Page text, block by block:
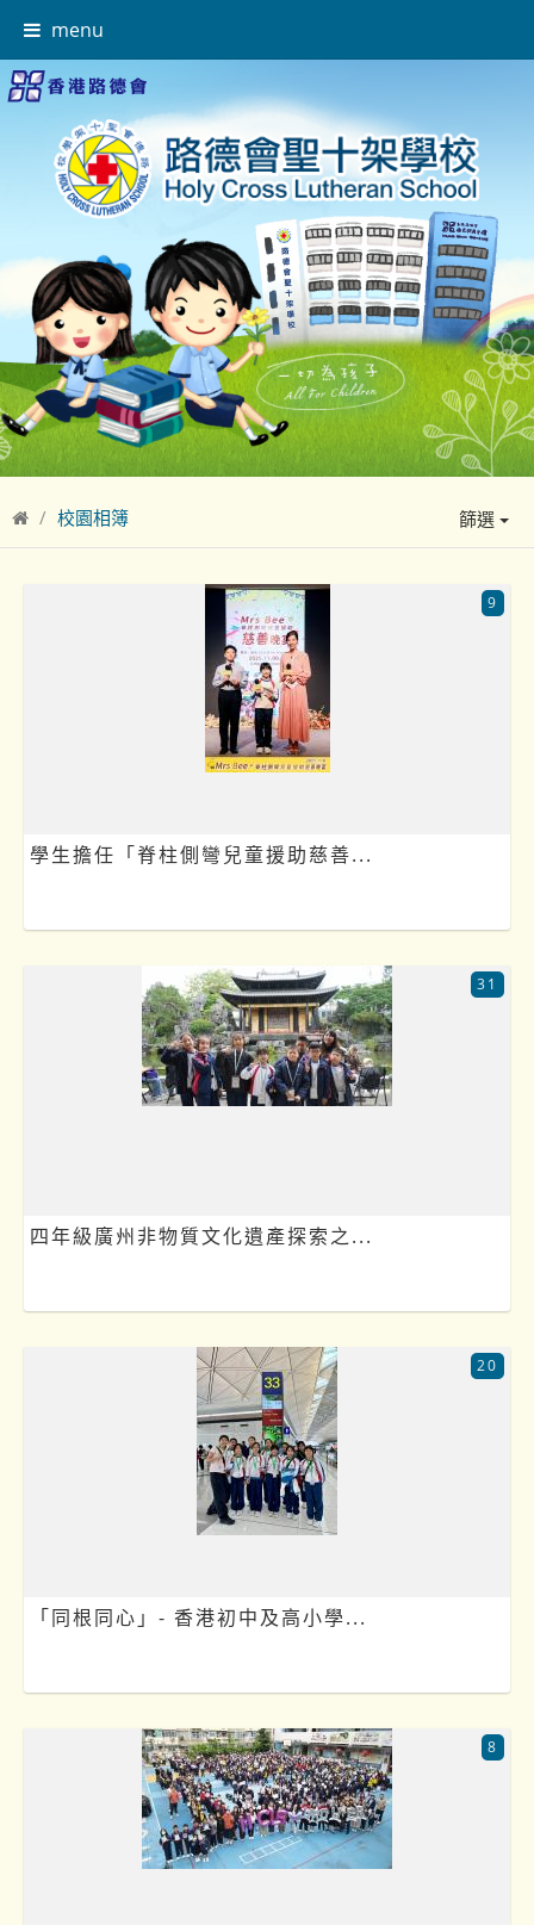
menu
校園相簿 篩選
學生擔任「脊柱側彎兒童援助慈善...
9
四年級廣州非物質文化遺產探索之...
31
「同根同心」- 香港初中及高小學...
20
8